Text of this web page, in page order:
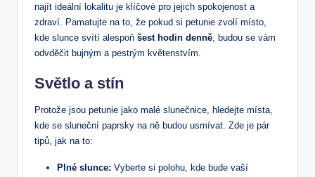
najít ideální lokalitu je klíčové pro jejich spokojenost a
zdraví. Pamatujte na to, že pokud si petunie zvolí místo,
kde slunce svítí alespoň šest hodin denně, budou se vám
odvděčit bujným a pestrým květenstvím.
Světlo a stín
Protože jsou petunie jako malé slunečnice, hledejte místa,
kde se sluneční paprsky na ně budou usmívat. Zde je pár
tipů, jak na to:
Plné slunce: Vyberte si polohu, kde bude vaší